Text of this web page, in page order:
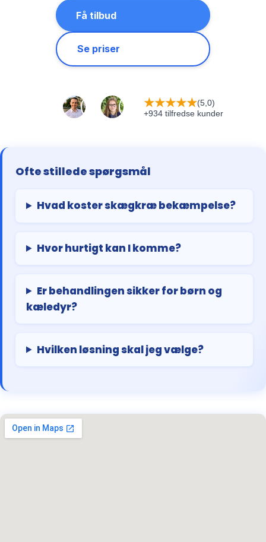
Få tilbud
Se priser
★★★★★(5,0)
+934 tilfredse kunder
Ofte stillede spørgsmål
Hvad koster skægkræ bekæmpelse?
Hvor hurtigt kan I komme?
Er behandlingen sikker for børn og
kæledyr?
Hvilken løsning skal jeg vælge?